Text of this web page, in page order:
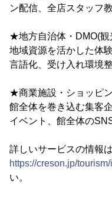
ン配信、全店スタッフ
★地方自治体・DMO(観
地域資源を活かした体
言語化、受け入れ環境
★商業施設・ショッピン
館全体を巻き込む集客
イベント、館全体の
詳しいサービスの情報
https://creson.jp/
い。